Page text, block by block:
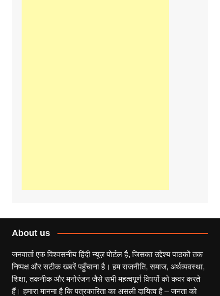
About us
जनवार्ता एक विश्वसनीय हिंदी न्यूज़ पोर्टल है, जिसका उद्देश्य पाठकों तक
निष्पक्ष और सटीक खबरें पहुँचाना है। हम राजनीति, समाज, अर्थव्यवस्था,
शिक्षा, तकनीक और मनोरंजन जैसे सभी महत्वपूर्ण विषयों को कवर करते
हैं। हमारा मानना है कि पत्रकारिता का असली दायित्व है – जनता को